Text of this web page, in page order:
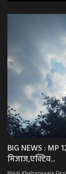
BIG NEWS :
मिजाज,एक्टिव...